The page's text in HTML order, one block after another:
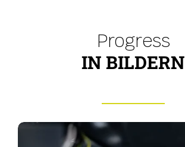
Progress
IN BILDERN